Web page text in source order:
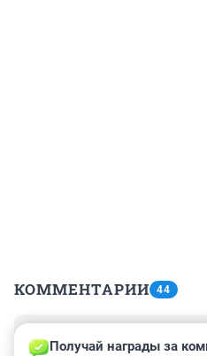
КОММЕНТАРИИ 44
13 августа 2022, 13:38
Получай награды за